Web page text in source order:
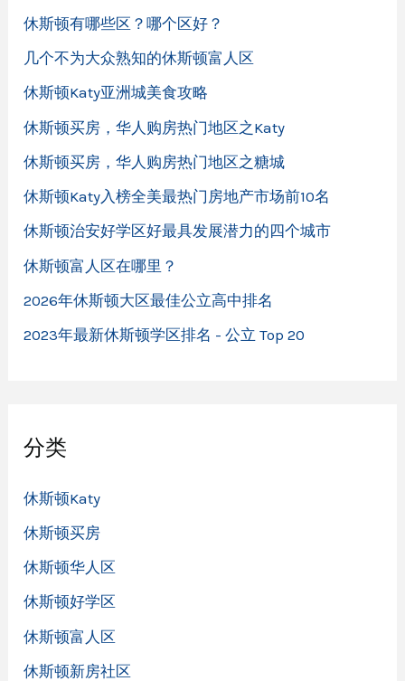
休斯顿有哪些区？哪个区好？
几个不为大众熟知的休斯顿富人区
休斯顿Katy亚洲城美食攻略
休斯顿买房，华人购房热门地区之Katy
休斯顿买房，华人购房热门地区之糖城
休斯顿Katy入榜全美最热门房地产市场前10名
休斯顿治安好学区好最具发展潜力的四个城市
休斯顿富人区在哪里？
2026年休斯顿大区最佳公立高中排名
2023年最新休斯顿学区排名 - 公立 Top 20
分类
休斯顿Katy
休斯顿买房
休斯顿华人区
休斯顿好学区
休斯顿富人区
休斯顿新房社区